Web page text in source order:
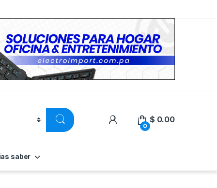
0
$ 0.00
saber